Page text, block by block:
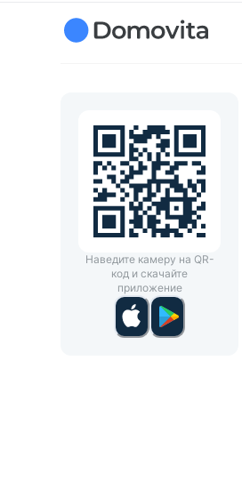
Наведите камеру на QR-
код и скачайте
приложение